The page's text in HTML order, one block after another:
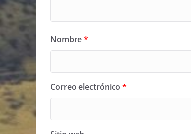
Nombre*
Correo electrónico *